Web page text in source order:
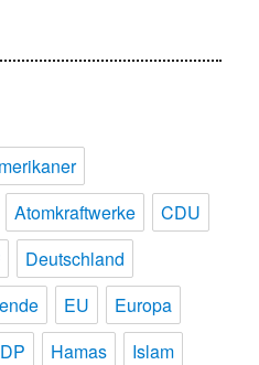
Atomkraftwerke
CDU
Deutschland
EU
Europa
Hamas
Islam